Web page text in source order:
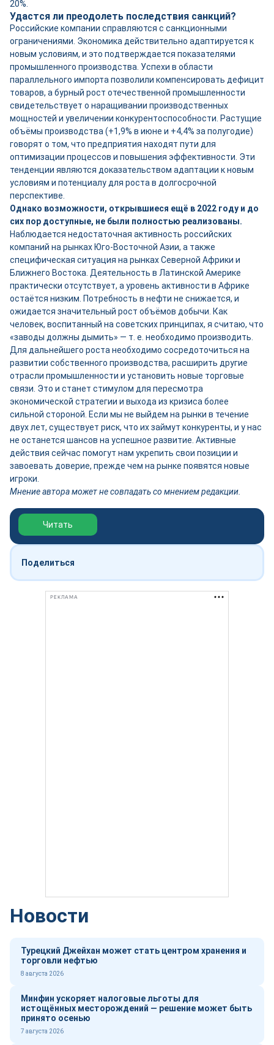
20%.
Удастся ли преодолеть последствия санкций?
Российские компании справляются с санкционными
ограничениями. Экономика действительно адаптируется к
новым условиям, и это подтверждается показателями
промышленного производства. Успехи в области
параллельного импорта позволили компенсировать дефицит
товаров, а бурный рост отечественной промышленности
свидетельствует о наращивании производственных
мощностей и увеличении конкурентоспособности. Растущие
объёмы производства (+1,9% в июне и +4,4% за полугодие)
говорят о том, что предприятия находят пути для
оптимизации процессов и повышения эффективности. Эти
тенденции являются доказательством адаптации к новым
условиям и потенциалу для роста в долгосрочной
перспективе.
Однако возможности, открывшиеся ещё в 2022 году и до
сих пор доступные, не были полностью реализованы.
Наблюдается недостаточная активность российских
компаний на рынках Юго-Восточной Азии, а также
специфическая ситуация на рынках Северной Африки и
Ближнего Востока. Деятельность в Латинской Америке
практически отсутствует, а уровень активности в Африке
остаётся низким. Потребность в нефти не снижается, и
ожидается значительный рост объёмов добычи. Как
человек, воспитанный на советских принципах, я считаю, что
«заводы должны дымить» — т. е. необходимо производить.
Для дальнейшего роста необходимо сосредоточиться на
развитии собственного производства, расширить другие
отрасли промышленности и установить новые торговые
связи. Это и станет стимулом для пересмотра
экономической стратегии и выхода из кризиса более
сильной стороной. Если мы не выйдем на рынки в течение
двух лет, существует риск, что их займут конкуренты, и у нас
не останется шансов на успешное развитие. Активные
действия сейчас помогут нам укрепить свои позиции и
завоевать доверие, прежде чем на рынке появятся новые
игроки.
Мнение автора может не совпадать со мнением редакции.
Обзор выставки Нефтегаз-2026
Читать
Поделиться
РЕКЛАМА
Новости
Турецкий Джейхан может стать центром хранения и
торговли нефтью
8 августа 2026
Минфин ускоряет налоговые льготы для
истощённых месторождений — решение может быть
принято осенью
7 августа 2026